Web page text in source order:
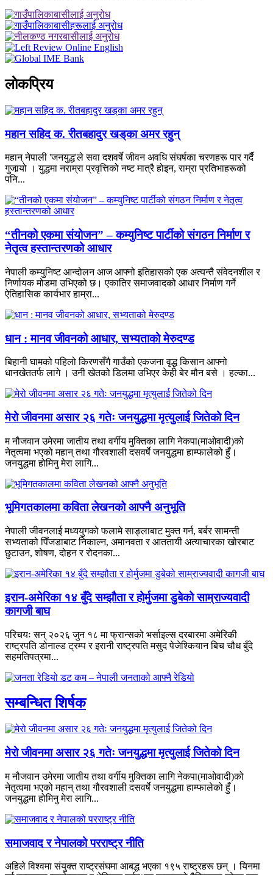
लाेकप्रिय
महान सहिद क. रीतबहादुर खड्‌का अमर रहुन्
महान् नेपाली 'जनयुद्ध'ले सवा दशवर्षे जीवन अवधि संघर्षका चरणहरू पार गर्दै
गुजार्‍यो । युद्धमा नराम्रा प्रवृत्तिको नष्ट मात्रै होइन, राम्रा प्रतिभाहरूको
पनि...
“तीनको एकमा संयोजन” – कम्युनिष्ट पार्टीको संगठन निर्माण र
नेतृत्व हस्तान्तरणको आधार
नेपाली कम्युनिष्ट आन्दोलन आज आफ्नो इतिहासको एक अत्यन्तै संवेदनशील र
निर्णायक मोडमा उभिएको छ। एकातिर समाजवादको आधार निर्माण गर्ने
ऐतिहासिक कार्यभार हाम्रा...
धान : मानव जीवनको आधार, सभ्यताको मेरुदण्ड
बिहानी घामको पहिलो किरणसँगै गाउँको एकजना वृद्ध किसान आफ्नो
धानखेततर्फ लागे । उनी खेतको डिलमा उभिएर केही बेर मौन बसे । हल्का...
मेरो जीवनमा असार २६ गतेः जनयुद्धमा मृत्युलाई जितेको दिन
म नौजवान उमेरमा जातीय तथा वर्गीय मुक्तिका लागि नेकपा(माओवादी)को
नेतृत्वमा भएको महान् तथा गौरवशाली दसवर्षे जनयुद्धमा हाम्फालेको हुँ।
जनयुद्धमा होमिनु मेरा लागि...
भूमिगतकालमा कविता लेखनको आफ्नै अनुभूति
नेपाली जीवनलाई मध्ययुगको फलामे साङ्लाबाट मुक्त गर्न, बर्बर सामन्ती
सभ्यताको पिँजडाबाट निकाल्न, अमानवता र आततायी अत्याचारका खोरबाट
छुटाउन, शोषण, दोहन र रोदनका...
इरान-अमेरिका १४ बुँदे सम्झौता र होर्मुजमा डुबेको साम्राज्यवादी
कागजी बाघ
परिचयः सन् २०२६ जुन १८ मा फ्रान्सको भर्साइल्स दरबारमा अमेरिकी
राष्ट्रपति डोनाल्ड ट्रम्प र इरानी राष्ट्रपति मसुद पेजेश्कियान बिच चौध बुँदे
सहमतिपत्रमा...
सम्बन्धित शिर्षक
मेरो जीवनमा असार २६ गतेः जनयुद्धमा मृत्युलाई जितेको दिन
म नौजवान उमेरमा जातीय तथा वर्गीय मुक्तिका लागि नेकपा(माओवादी)को
नेतृत्वमा भएको महान् तथा गौरवशाली दसवर्षे जनयुद्धमा हाम्फालेको हुँ।
जनयुद्धमा होमिनु मेरा लागि...
समाजवाद र नेपालको परराष्ट्र नीति
अहिले विश्वमा संयुक्त राष्ट्रसंघमा आबद्ध भएका १९५ राष्ट्रहरू छन् । यिनमा